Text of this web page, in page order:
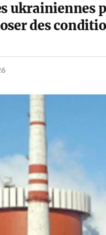
ukrainiennes
des